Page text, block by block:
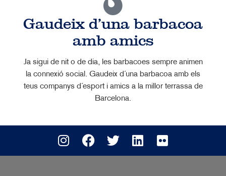
Gaudeix d'una barbacoa
amb amics
Ja sigui de nit o de dia, les barbacoes sempre animen
la connexió social. Gaudeix d´una barbacoa amb els
teus companys d´esport i amics a la millor terrassa de
Barcelona.